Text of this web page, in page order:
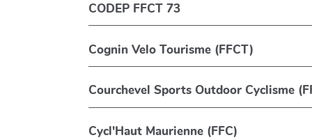
CODEP FFCT 73
Cognin Velo Tourisme (FFCT)
Courchevel Sports Outdoor Cyclisme
Cycl'Haut Maurienne (FFC)